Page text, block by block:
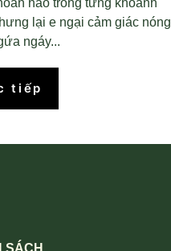
hảo trong từng khoảnh
lại e ngại cảm giác nóng
ngáy...
tiếp